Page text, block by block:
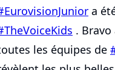
a
. Bravo
les équipes de